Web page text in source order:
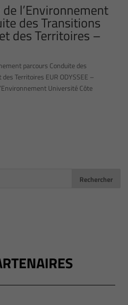
l’Environnement
des Transitions
des Territoires –
parcours Conduite des
Territoires EUR ODYSSEE –
Université Côte